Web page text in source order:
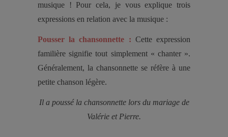
musique ! Pour cela, je vous explique trois
expressions en relation avec la musique :
Pousser la chansonnette : Cette expression
familière signifie tout simplement « chanter ».
Généralement, la chansonnette se réfère à une
petite chanson légère.
Il a poussé la chansonnette lors du mariage de
Valérie et Pierre.